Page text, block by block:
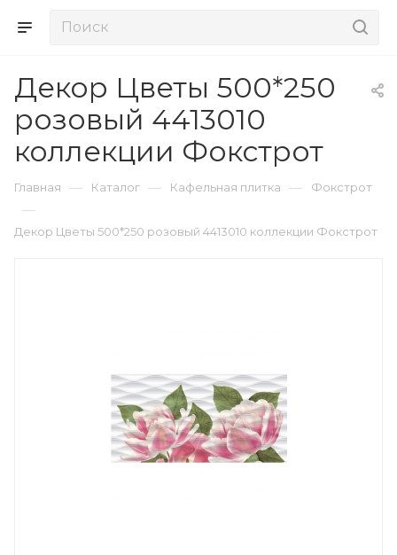
Декор Цветы 500*250
розовый 4413010
коллекции Фокстрот
Главная — Каталог — Кафельная плитка — Фокстрот
—
Декор Цветы 500*250 розовый 4413010 коллекции Фокстрот